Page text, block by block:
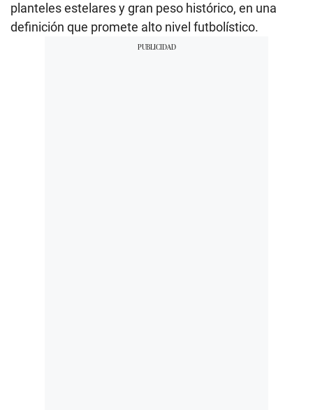
planteles estelares y gran peso histórico, en una
definición que promete alto nivel futbolístico.